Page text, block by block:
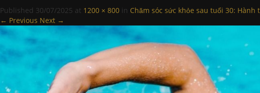
Published 30/07/2025 at 1200 × 800 in Chăm sóc sức khỏe sau tuổi 30:
← Previous Next →